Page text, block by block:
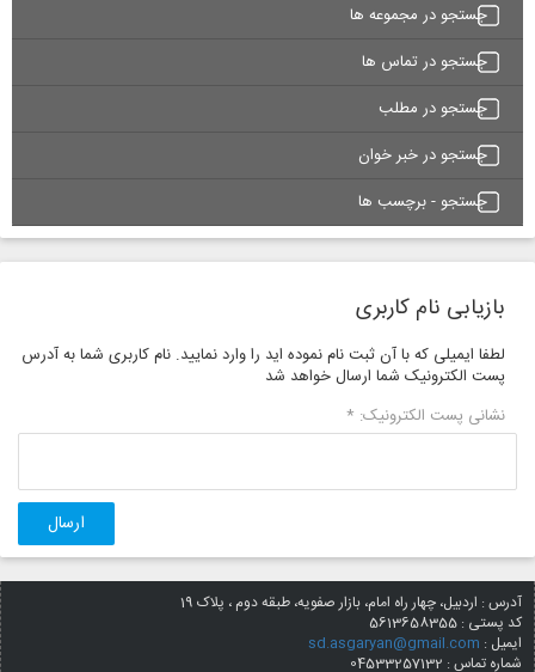
جستجو در مجموعه ها
جستجو در تماس ها
جستجو در مطلب
جستجو در خبر خوان
جستجو - برچسب ها
بازیابی نام کاربری
لطفا ایمیلی که با آن ثبت نام نموده اید را وارد نمایید. نام کاربری شما به آدرس
پست الکترونیک شما ارسال خواهد شد
نشانی پست الکترونیک: *
ارسال
آدرس : اردبیل، چهار راه امام، بازار صفویه، طبقه دوم ، پلاک 19
کد پستی : 5613658355
ایمیل : sd.asgaryan@gmail.com
شماره تماس : 04533257132